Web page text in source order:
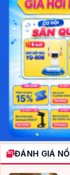
ĐÁNH GIÁ